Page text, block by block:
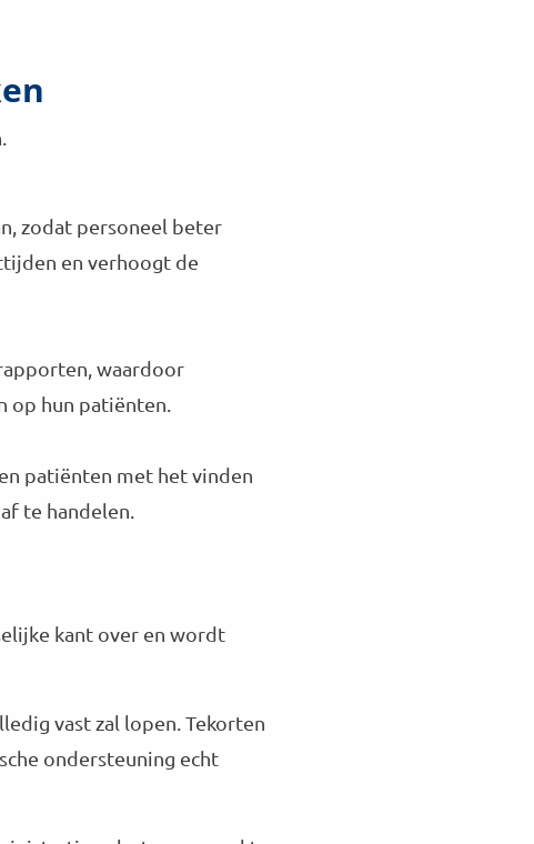
zodat personeel beter
en verhoogt de
waardoor
op hun patiënten.
patiënten met het vinden
te handelen.
kant over en wordt
vast zal lopen. Tekorten
ondersteuning echt